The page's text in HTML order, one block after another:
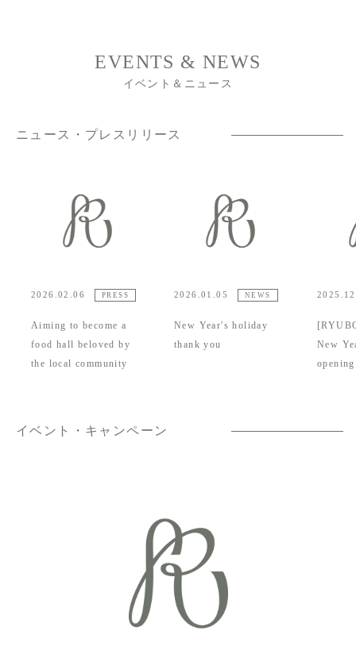
EVENTS & NEWS
イベント＆ニュース
ニュース・プレスリリース
2026.02.06 PRESS
Aiming to become a
food hall beloved by
the local community
2026.01.05 NEWS
New Year's holiday
thank you
New
イベント・キャンペーン